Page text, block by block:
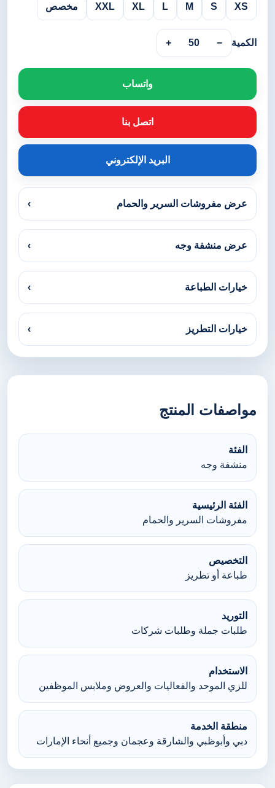
XS
S
M
L
XL
XXL مخصص
الكمية −
50
+
واتساب
اتصل بنا
البريد الإلكتروني
عرض مفروشات السرير والحمام ›
عرض منشفة وجه ›
خيارات الطباعة ›
خيارات التطريز ›
مواصفات المنتج
الفئة
منشفة وجه
الفئة الرئيسية
مفروشات السرير والحمام
التخصيص
طباعة أو تطريز
التوريد
طلبات جملة وطلبات شركات
الاستخدام
للزي الموحد والفعاليات والعروض وملابس الموظفين
منطقة الخدمة
دبي وأبوظبي والشارقة وعجمان وجميع أنحاء الإمارات